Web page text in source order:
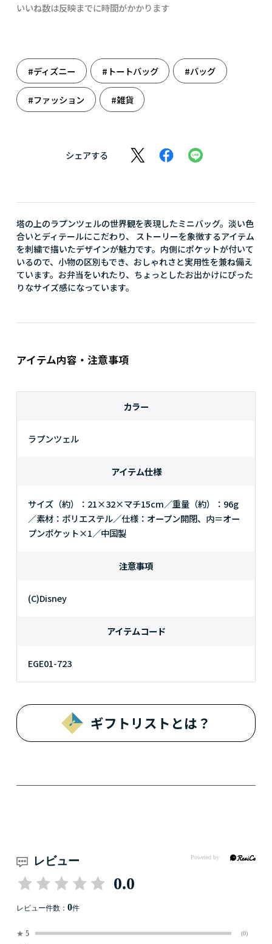
いいね数は反映までに時間がかかります
#ディズニー #トートバッグ #バッグ
#ファッション #雑貨
シェアする
塔の上のラプンツェルの世界観を表現したミニバッグ。淡い色
合いとディテールにこだわり、 ストーリーを象徴するアイテム
を刺繍で描いたデザインが魅力です。内側にポケットが付いて
いるので、小物の区別もでき、おしゃれさと実用性を兼ね備え
ています。お弁当をいれたり、ちょっとしたお出かけにぴった
りなサイズ感になっています。
アイテム内容・注意事項
カラー
ラプンツェル
アイテム仕様
サイズ（約）：21×32×マチ15cm／重量（約）：96g
／素材：ポリエステル／仕様：オープン開閉、内＝オー
プンポケット×1／中国製
注意事項
(C)Disney
アイテムコード
EGE01-723
ギフトリストとは？
レビュー
0.0
レビュー件数： 0件
★ 5 (0)